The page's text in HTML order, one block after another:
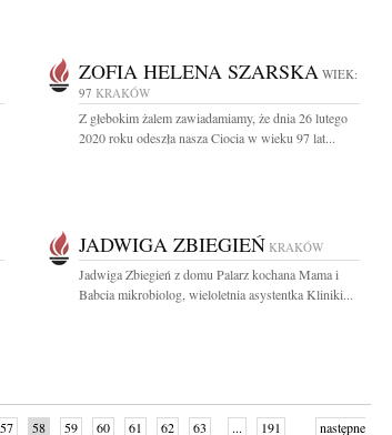
ZOFIA HELENA SZARSKA WIEK:
97 KRAKÓW
Z głebokim żalem zawiadamiamy, że dnia 26 lutego
2020 roku odeszła nasza Ciocia w wieku 97 lat...
JADWIGA ZBIEGIEŃ KRAKÓW
Jadwiga Zbiegień z domu Palarz kochana Mama i
Babcia mikrobiolog, wieloletnia asystentka Kliniki...
57 58 59 60 61 62 63 ... 191 następne